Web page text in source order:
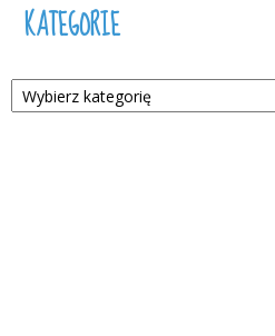
KATEGORIE
Kategorie